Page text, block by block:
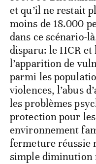
et qu’il ne restait
moins de 18.000
dans ce scénario-
disparu: le HCR
l’apparition de
parmi les
violences, l’abus
les problèmes
protection pour
environnement
fermeture réussie
simple diminution